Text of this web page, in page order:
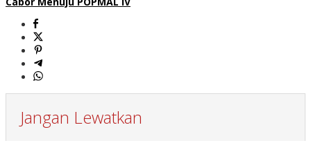
Jangan Lewatkan